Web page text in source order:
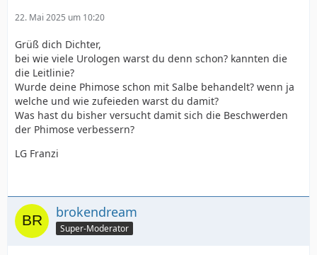
22. Mai 2025 um 10:20
Grüß dich Dichter,
bei wie viele Urologen warst du denn schon? kannten die
die Leitlinie?
Wurde deine Phimose schon mit Salbe behandelt? wenn ja
welche und wie zufeieden warst du damit?
Was hast du bisher versucht damit sich die Beschwerden
der Phimose verbessern?
LG Franzi
brokendream
Super-Moderator